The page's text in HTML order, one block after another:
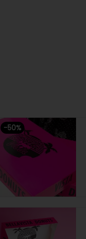
-50%